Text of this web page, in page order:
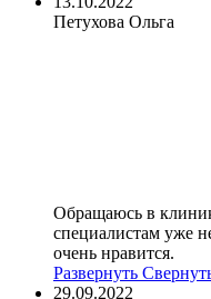
Петухова Ольга
Обращаюсь в
специалистам уже
очень нравится.
Развернуть
29.09.2022